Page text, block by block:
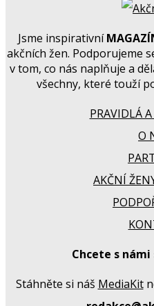
Jsme inspirativní
akčních žen. Podporujeme
v tom, co nás naplňuje a
všechny, které touží
PRAVIDLÁ
O
AKČNÍ
Chcete s
Stáhněte si náš MediaKit